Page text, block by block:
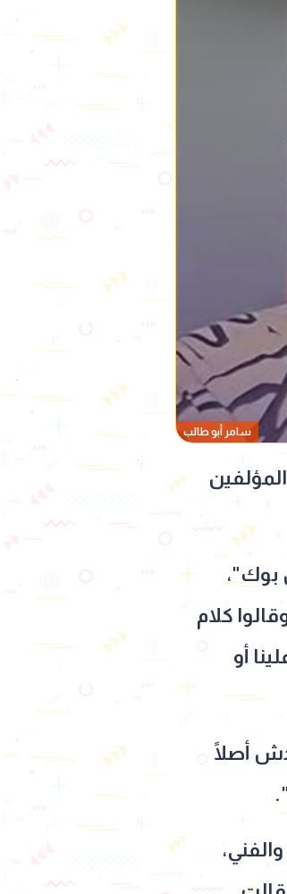
سامر أبو طالب
بوك"،
كلام
أو
أصلًا